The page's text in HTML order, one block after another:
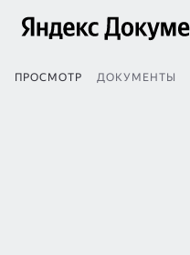
ПРОСМОТР ДОКУМЕНТЫ